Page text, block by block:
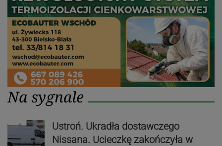
Na sygnale
Ustroń. Ukradła dostawczego
Nissana. Ucieczkę zakończyła w